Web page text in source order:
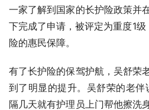
一家了解到国家的长护险政策并
下完成了申请，被评定为重度1
险的惠民保障。
有了长护险的保驾护航，吴舒荣
到了明显的提升。吴舒荣的老伴
隔几天就有护理员上门帮他擦洗